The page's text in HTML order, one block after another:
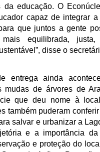
da educação. O
capaz de integrar a
que juntos a gente
mais equilibrada,
disse o
entrega ainda
mudas de árvores de
que deu nome à
também puderam
salvar e urbanizar a
e a importância da
e proteção do